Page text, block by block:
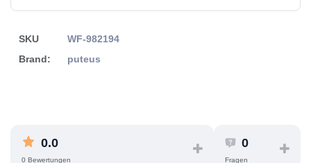
SKU
WF-982194
Brand:
puteus
0.0
0 Bewertungen
0
Fragen